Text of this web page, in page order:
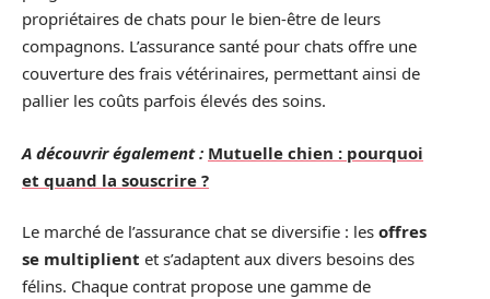
propriétaires de chats pour le bien-être de leurs
compagnons. L’assurance santé pour chats offre une
couverture des frais vétérinaires, permettant ainsi de
pallier les coûts parfois élevés des soins.
A découvrir également : Mutuelle chien : pourquoi
et quand la souscrire ?
Le marché de l’assurance chat se diversifie : les offres
se multiplient et s’adaptent aux divers besoins des
félins. Chaque contrat propose une gamme de